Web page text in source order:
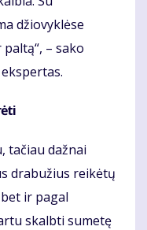
džiovyklėse
– sako
tačiau dažnai
drabužius reikėtų
ir pagal
skalbti sumetę